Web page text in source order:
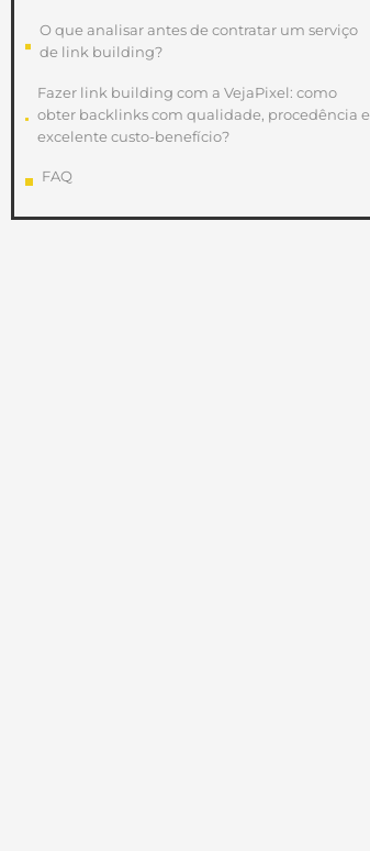
O que analisar antes de contratar um serviço
de link building?
Fazer link building com a VejaPixel: como
obter backlinks com qualidade, procedência e
excelente custo-benefício?
FAQ